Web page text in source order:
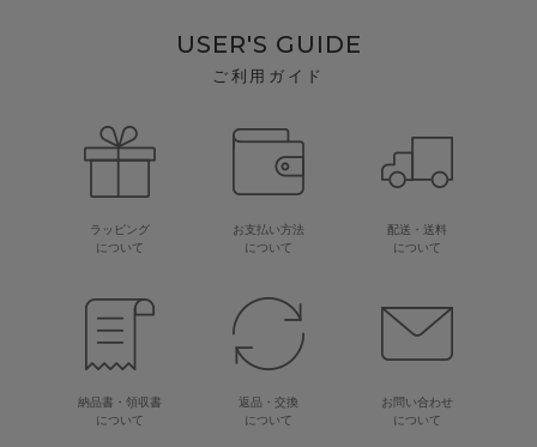
USER'S GUIDE
ご利用ガイド
ラッピング
について
お支払い方法
について
配送・送料
について
納品書・領収書
について
返品・交換
について
お問い合わせ
について